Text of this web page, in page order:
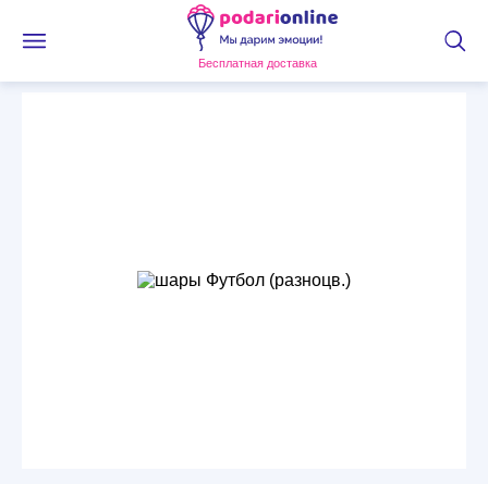
Бесплатная доставка